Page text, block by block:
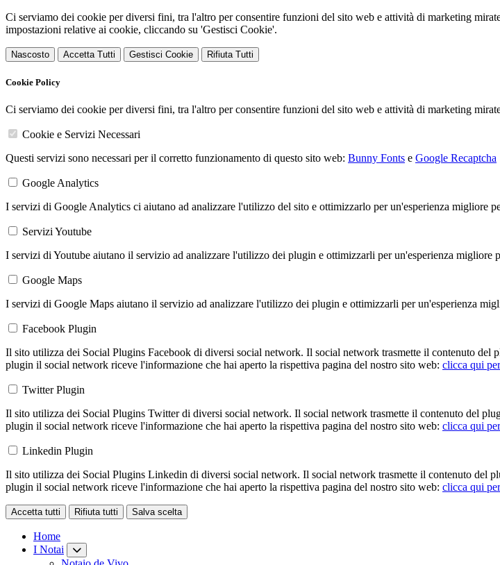
Ci serviamo dei cookie per diversi fini, tra l'altro per consentire funzioni del sito web e attività di marketing
impostazioni relative ai cookie, cliccando su 'Gestisci Cookie'.
Nascosto Accetta Tutti Gestisci Cookie Rifiuta Tutti
Cookie Policy
Ci serviamo dei cookie per diversi fini, tra l'altro per consentire funzioni del sito web e attività di marketing
Cookie e Servizi Necessari
Questi servizi sono necessari per il corretto funzionamento di questo sito web: Bunny Fonts e Google Recaptcha
Google Analytics
I servizi di Google Analytics ci aiutano ad analizzare l'utilizzo del sito e ottimizzarlo per un'esperienza migliore
Servizi Youtube
I servizi di Youtube aiutano il servizio ad analizzare l'utilizzo dei plugin e ottimizzarli per un'esperienza migliore
Google Maps
I servizi di Google Maps aiutano il servizio ad analizzare l'utilizzo dei plugin e ottimizzarli per un'esperienza
Facebook Plugin
Il sito utilizza dei Social Plugins Facebook di diversi social network. Il social network trasmette il contenuto
plugin il social network riceve l'informazione che hai aperto la rispettiva pagina del nostro sito web: clicca qui
Twitter Plugin
Il sito utilizza dei Social Plugins Twitter di diversi social network. Il social network trasmette il contenuto del
plugin il social network riceve l'informazione che hai aperto la rispettiva pagina del nostro sito web: clicca qui
Linkedin Plugin
Il sito utilizza dei Social Plugins Linkedin di diversi social network. Il social network trasmette il contenuto del
plugin il social network riceve l'informazione che hai aperto la rispettiva pagina del nostro sito web: clicca qui
Accetta tutti Rifiuta tutti Salva scelta
Home
I Notai